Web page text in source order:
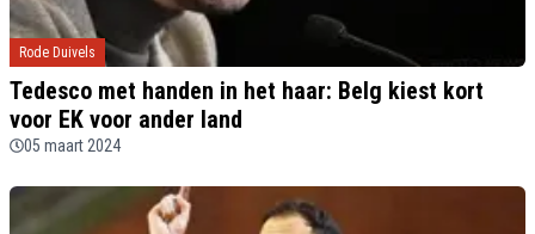
Rode Duivels
Tedesco met handen in het haar: Belg kiest kort
voor EK voor ander land
05 maart 2024